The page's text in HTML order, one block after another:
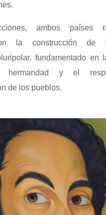
ambos países
la construcción de
fundamentado en
hermandad y el
de los pueblos.